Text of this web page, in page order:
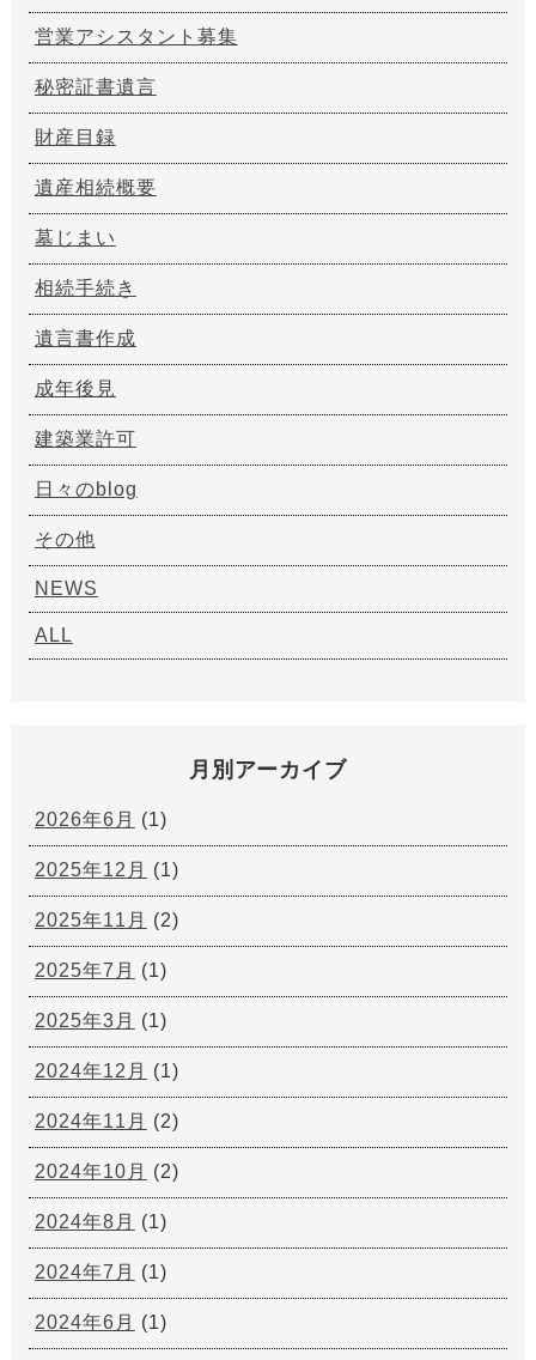
営業アシスタント募集
秘密証書遺言
財産目録
遺産相続概要
墓じまい
相続手続き
遺言書作成
成年後見
建築業許可
日々のblog
その他
NEWS
ALL
月別アーカイブ
2026年6月 (1)
2025年12月 (1)
2025年11月 (2)
2025年7月 (1)
2025年3月 (1)
2024年12月 (1)
2024年11月 (2)
2024年10月 (2)
2024年8月 (1)
2024年7月 (1)
2024年6月 (1)